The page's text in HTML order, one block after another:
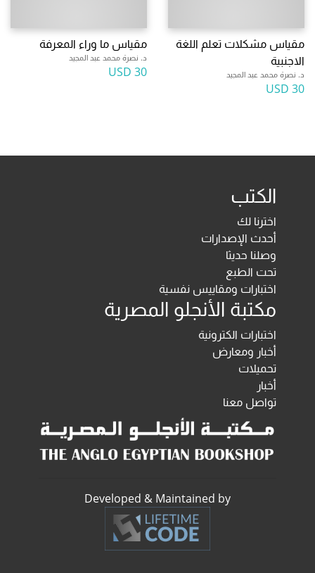
مقياس مشكلات تعلم اللغة
الاجنبية
د. نصرة محمد عبد المجيد
30 USD
مقياس ما وراء المعرفة
د. نصرة محمد عبد المجيد
30 USD
الكتب
اخترنا لك
أحدث الإصدارات
وصلنا حديثا
تحت الطبع
اختبارات ومقاييس نفسية
مكتبة الأنجلو المصرية
اختبارات الكترونية
أخبار ومعارض
تحميلات
أخبار
تواصل معنا
Developed & Maintained by